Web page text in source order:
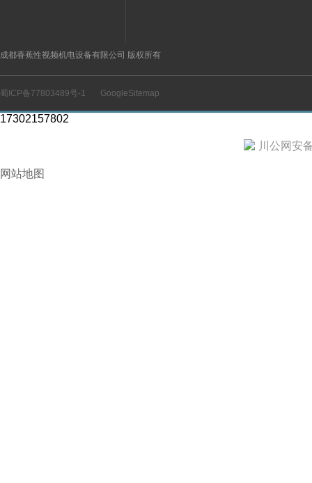
成都香蕉性视频机电设备有限公司 版权所有
蜀ICP备77803489号-1 GoogleSitemap
17302157802
川公网安
网站地图